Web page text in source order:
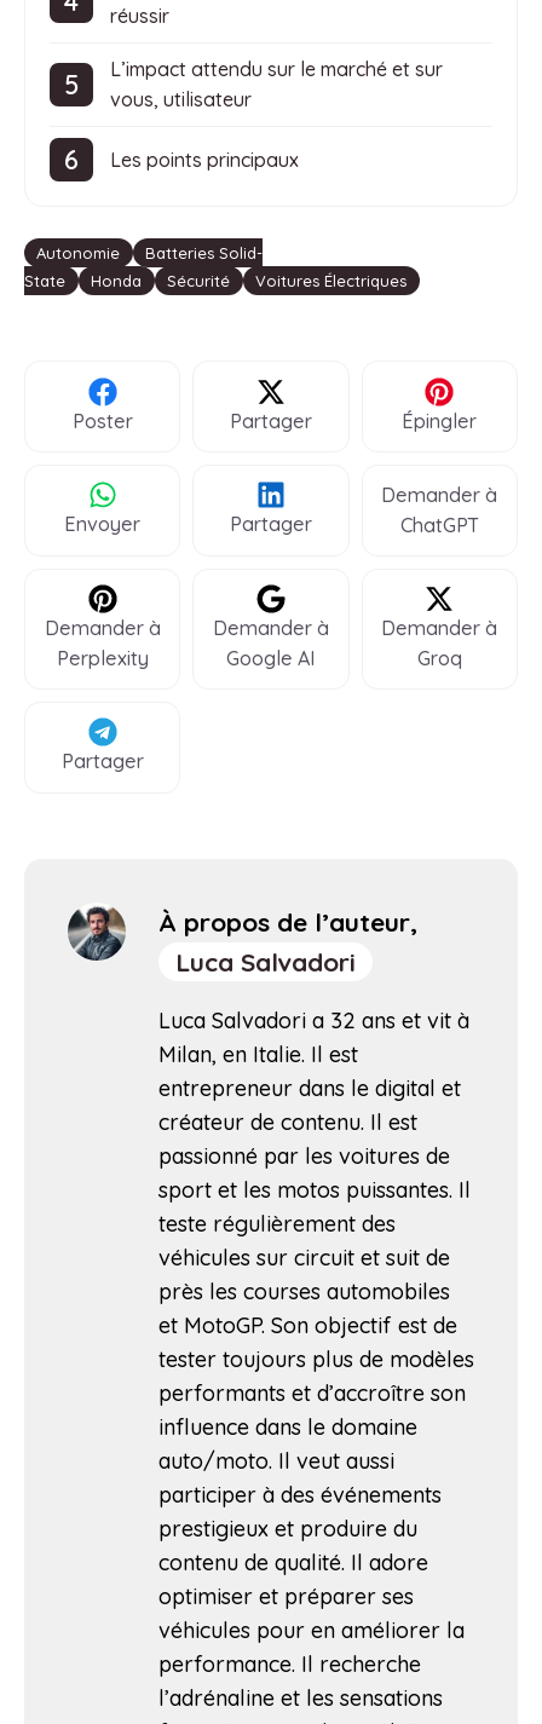
réussir
L’impact attendu sur le marché et sur
vous, utilisateur
Les points principaux
Étiquettes
Autonomie
Batteries Solid-
State
Honda Sécurité Voitures Électriques
Poster Partager Épingler
Envoyer Partager
Demander à
ChatGPT
Demander à
Perplexity
Demander à
Google AI
Demander à
Groq
Partager
À propos de l’auteur,
Luca Salvadori
Luca Salvadori a 32 ans et vit à
Milan, en Italie. Il est
entrepreneur dans le digital et
créateur de contenu. Il est
passionné par les voitures de
sport et les motos puissantes. Il
teste régulièrement des
véhicules sur circuit et suit de
près les courses automobiles
et MotoGP. Son objectif est de
tester toujours plus de modèles
performants et d’accroître son
influence dans le domaine
auto/moto. Il veut aussi
participer à des événements
prestigieux et produire du
contenu de qualité. Il adore
optimiser et préparer ses
véhicules pour en améliorer la
performance. Il recherche
l’adrénaline et les sensations